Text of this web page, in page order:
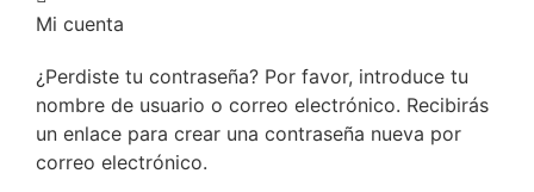
Mi cuenta
¿Perdiste tu contraseña? Por favor, introduce tu
nombre de usuario o correo electrónico. Recibirás
un enlace para crear una contraseña nueva por
correo electrónico.